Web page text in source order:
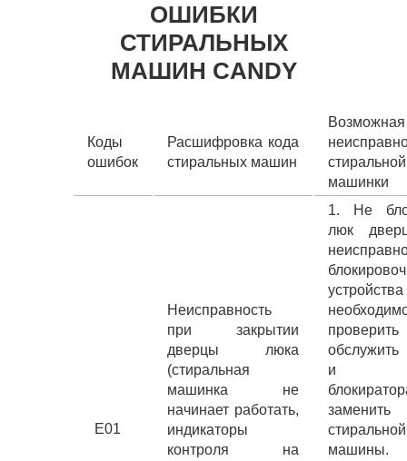
ОШИБКИ
СТИРАЛЬНЫХ
МАШИН CANDY
Коды
ошибок
Расшифровка кода
стиральных машин
Возможная
стиральной
машинки
E01
Неисправность
при закрытии
дверцы люка
(стиральная
машинка не
начинает работать,
индикаторы
контроля на
1. Не
люк
и
стиральной
машины.